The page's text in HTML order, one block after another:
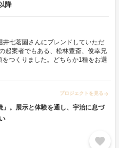
降
七茗園さんにブレンドしていただ
起案者でもある、松林豊斎、俊幸兄
つくりました。どちらか1種をお選
プロジェクトを見る arrow_forward
。展示と体験を通し、宇治に息づ
favorite